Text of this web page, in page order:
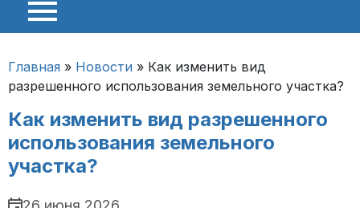
Главная » Новости » Как изменить вид
разрешенного использования земельного участка?
Как изменить вид разрешенного
использования земельного
участка?